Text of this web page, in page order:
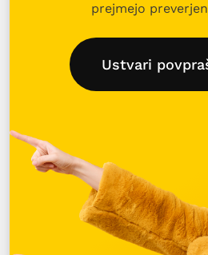
prejmejo
Ustvari